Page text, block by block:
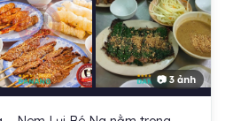
📷 3 ảnh